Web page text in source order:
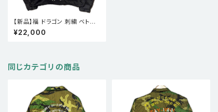
【新品】福 ドラゴン 刺繍 ベトナ
ムスーベニア ツイルジャケット
ベトジャン 黒 XXL
¥22,000
同じカテゴリの商品